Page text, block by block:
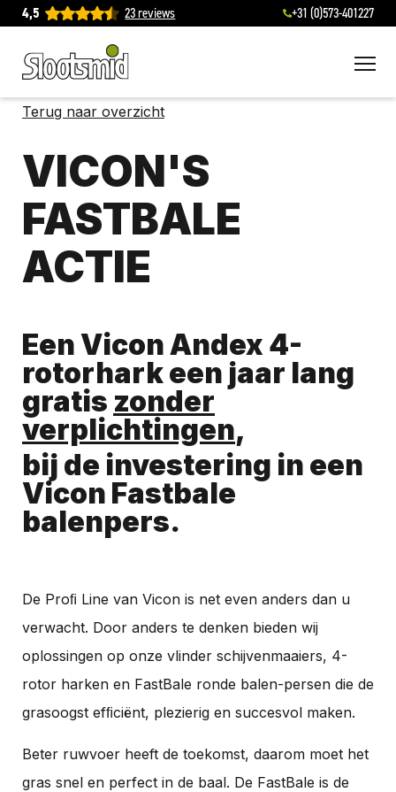
4,5 23 reviews +31 (0)573-401227
Terug naar overzicht
VICON'S
FASTBALE
ACTIE
Een Vicon Andex 4-
rotorhark een jaar lang
gratis zonder
verplichtingen,
bij de investering in een
Vicon Fastbale
balenpers.
De Proﬁ Line van Vicon is net even anders dan u
verwacht. Door anders te denken bieden wij
oplossingen op onze vlinder schijvenmaaiers, 4-
rotor harken en FastBale ronde balen-persen die de
grasoogst efﬁciënt, plezierig en succesvol maken.
Beter ruwvoer heeft de toekomst, daarom moet het
gras snel en perfect in de baal. De FastBale is de